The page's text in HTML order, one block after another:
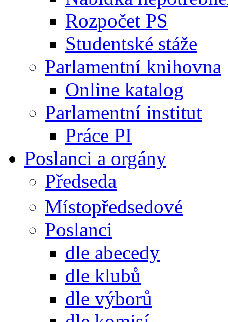
Rozpočet PS
Studentské stáže
Parlamentní knihovna
Online katalog
Parlamentní institut
Práce PI
Poslanci a orgány
Předseda
Místopředsedové
Poslanci
dle abecedy
dle klubů
dle výborů